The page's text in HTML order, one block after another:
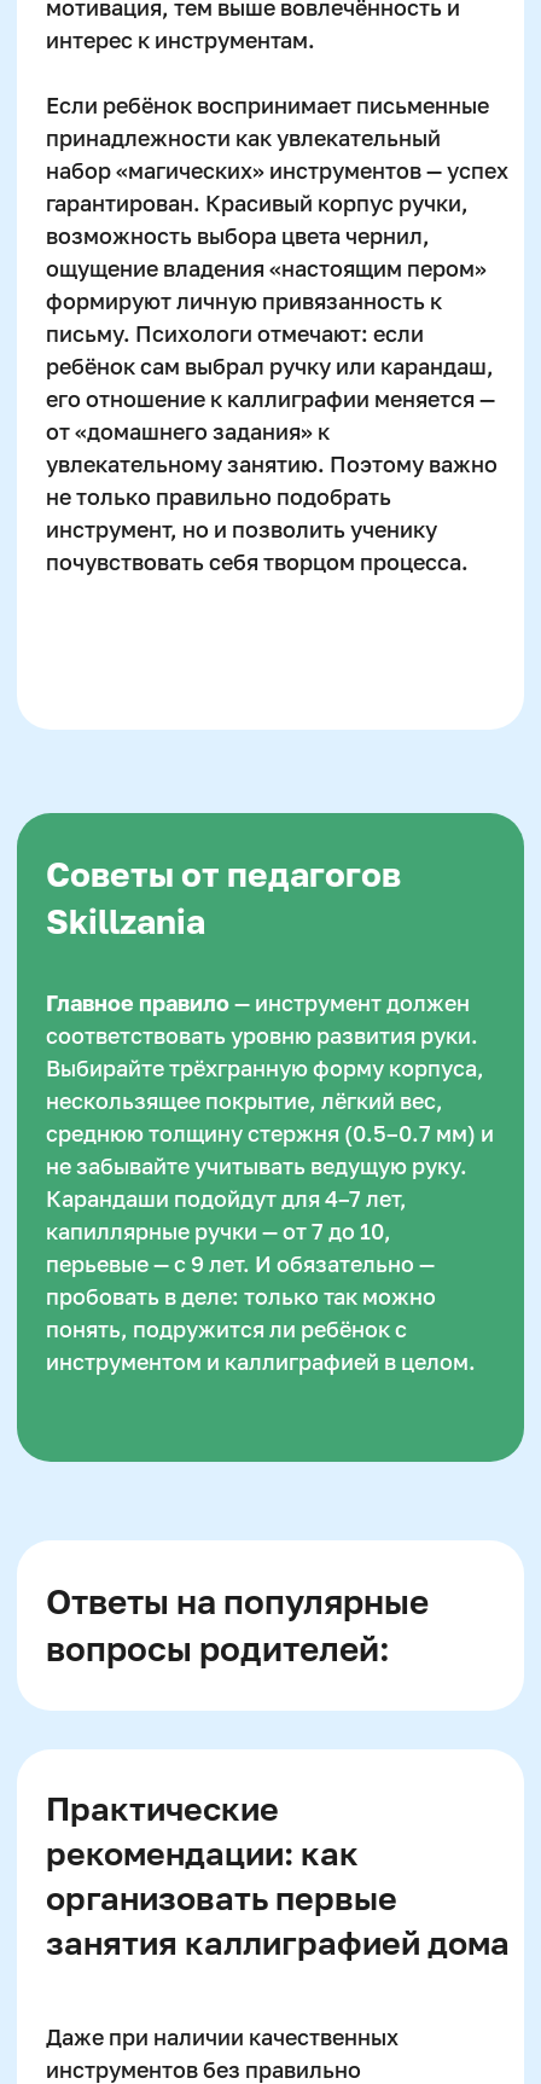
сначала печатным, затем прописным. Для
детей 5–8 лет оптимальным считается
Прописи длякаллиграфиилучше
выбирать с наклонной разметкой и
отдельно отмеченными линиями
давления.
Почему важно дать ребёнку
возможность выбрать
самому?
Автономия при выборе письменного
инструмента формирует у ребёнка
Согласно исследованиям Гарвардской
школы образования, дети, получившие
контроля над процессом.
несколько подходящих по
ребёнку решить самому. Желание
пользоваться «именно этой» ручкой
часто становится тем самым импульсом,
который запускает процесс
предпочтение — получится идеальный
первый учебный инструмент.
И главное — сделайте каллиграфию
не обязанностью, а увлекательным
От этого зависит, станет ли письмо
для ребёнка искусством
самовыражения или утомительной
рутиной. В Skillzania мы учим детей
не только красиво писать, но и
любить процесс обучения с первых
Снежана Довгошея
Руководитель курсов по
каллиграфии и скорописи
Тренер победителей российских и
Автор образовательных программ
Записаться на